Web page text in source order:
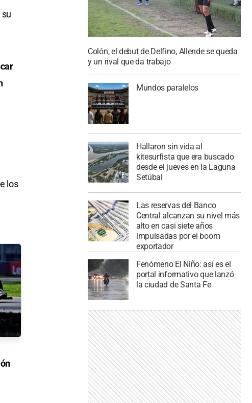
los
Colón, el debut de Delfino, Allende se queda
y un rival que da trabajo
Mundos paralelos
Hallaron sin vida al
kitesurfista que era buscado
desde el jueves en la Laguna
Setúbal
Las reservas del Banco
Central alcanzan su nivel más
alto en casi siete años
impulsadas por el boom
exportador
Fenómeno El Niño: así es el
portal informativo que lanzó
la ciudad de Santa Fe